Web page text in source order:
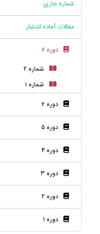
شماره جاری
مقالات آماده انتشار
دوره 7
شماره 2
شماره 1
دوره 6
دوره 5
دوره 4
دوره 3
دوره 2
دوره 1